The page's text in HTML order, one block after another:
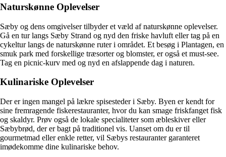
Naturskønne Oplevelser
Sæby og dens omgivelser tilbyder et væld af naturskønne oplevelser.
Gå en tur langs Sæby Strand og nyd den friske havluft eller tag på en
cykeltur langs de naturskønne ruter i området. Et besøg i Plantagen, en
smuk park med forskellige træsorter og blomster, er også et must-see.
Tag en picnic-kurv med og nyd en afslappende dag i naturen.
Kulinariske Oplevelser
Der er ingen mangel på lækre spisesteder i Sæby. Byen er kendt for
sine fremragende fiskerestauranter, hvor du kan smage friskfanget fisk
og skaldyr. Prøv også de lokale specialiteter som æbleskiver eller
Sæbybrød, der er bagt på traditionel vis. Uanset om du er til
gourmetmad eller enkle retter, vil Sæbys restauranter garanteret
imødekomme dine kulinariske behov.